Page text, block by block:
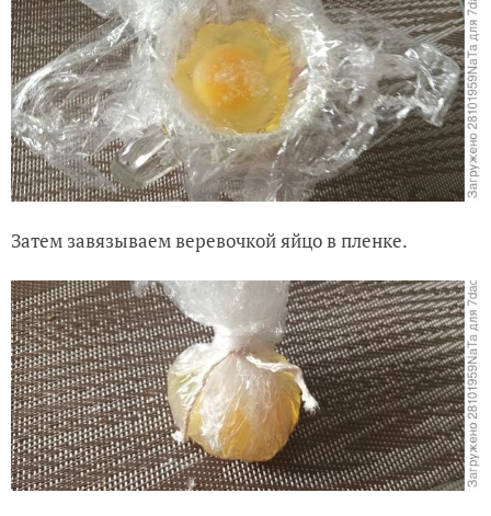
Затем завязываем веревочкой яйцо в пленке.